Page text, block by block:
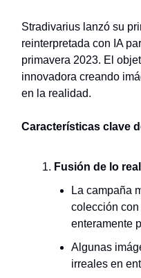
Stradivarius lanzó su
reinterpretada con IA
primavera 2023. El
innovadora creando
en la realidad.
Características clave
Fusión de lo
La campaña
colección
enteramente
Algunas
irreales en